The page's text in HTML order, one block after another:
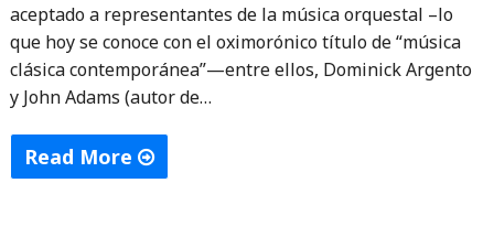
aceptado a representantes de la música orquestal –lo
que hoy se conoce con el oximorónico título de “música
clásica contemporánea”—entre ellos, Dominick Argento
y John Adams (autor de…
Read More